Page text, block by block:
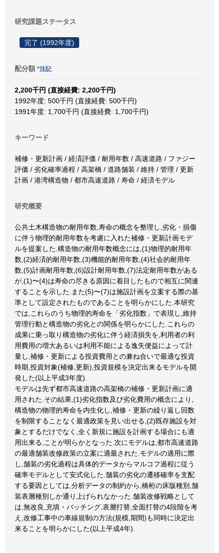
研究課題ステータス
完了 (1992年度)
配分額 *注記
2,200千円 (直接経費: 2,200千円)
1992年度: 500千円 (直接経費: 500千円)
1991年度: 1,700千円 (直接経費: 1,700千円)
キーワード
補修・更新計画 / 経済評価 / 耐用年数 / 高速道路 / ファジー
評価 / 劣化確率過程 / 高架橋 / 道路舗装 / 維持 / 管理 / 更新
計画 / 港湾構造物 / 都市高速道路 / 寿命 / 経済モデル
研究概要
公共土木構造物の耐用年数,寿命の概念を整理し,劣化・損傷
に伴う物理的耐用年数を考慮に入れた補修・更新計画モデ
ルを提案した.構造物の耐用年数概念には,(1)物理的耐用年
数,(2)経済的耐用年数,(3)機能的耐用年数,(4)社会的耐用年
数,(5)計画耐用年数,(6)設計耐用年数,(7)法定耐用年数がある
が,(1)〜(4)は寿命の尽きる原因に着目したもので相互に関連
することを示した.また(5)〜(7)は施設計画を立案する際の基
準として設定されたものであることを明らかにした.本研究
では,これらのうち物理的寿命を「劣化指数」で表現し,維持
管理行動と構造物の劣化との関係を明らかにした.これらの
成果に乗っ取り構造物の劣化に伴う経済損失を,利用者の利
用費用の増大あるいは利用不能による逸失便益によって計
量し,補修・更新による投資費用との兼ね合いで最適な投資
時期,投資対象(補修,更新),投資規模を決定出来るモデルを開
発した(以上平成3年度).
モデルは先ず都市高速道路の高架橋の補修・更新計画に適
用された.その結果,(1)劣化指数及び劣化費用の概念により,
構造物の物理的寿命を内生化し,補修・更新の繰り返し回数
を制限することなく最適政策を見い出せる,(2)既存施設を対
象とするだけでなく,全く新規に施設を計画する場合にも適
用出来る,ことが明らかとなった.次にモデルは,都市高速道路
の最適舗装改修政策の立案に適最された.モデルの適用に際
し,舗装の劣化過程は具体的データからマルコフ過程に従う
確率モデルとして安式化した.舗装の劣化の遷移確率を支配
する要因としては,分析データの制約から,橋桁の床版種別,舗
装表層種別しか通り上げられなかった.舗装改修戦略として
は,無改良,充填・バッチング,表層打替,全面打替の4段階を考
え,改修工事中の車線規制の方法(規模,期間)も同時に決定出
来ることを明らかにした(以上平成4年).